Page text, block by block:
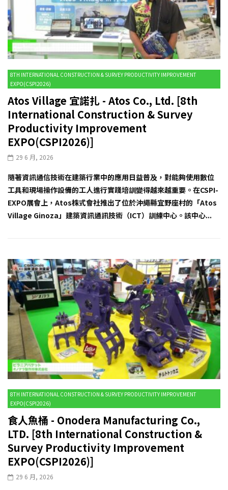
8TH INTERNATIONAL CONSTRUCTION & SURVEY PRODUCTIVITY IMPROVEMENT
EXPO(CSPI2026)
Atos Village 宜諾扎 - Atos Co., Ltd. [8th
International Construction & Survey
Productivity Improvement
EXPO(CSPI2026)]
29 6 月, 2026
隨著資訊通信技術在建築行業中的應用日益普及，對能夠使用數位
工具和現場操作設備的工人進行實踐培訓變得越來越重要。在CSPI-
EXPO展會上，Atos株式會社推出了位於沖繩縣宜野座村的「Atos
Village Ginoza」建築資訊通訊技術（ICT）訓練中心。該中心...
8TH INTERNATIONAL CONSTRUCTION & SURVEY PRODUCTIVITY IMPROVEMENT
EXPO(CSPI2026)
食人魚桶 - Onodera Manufacturing Co.,
LTD. [8th International Construction &
Survey Productivity Improvement
EXPO(CSPI2026)]
29 6 月, 2026